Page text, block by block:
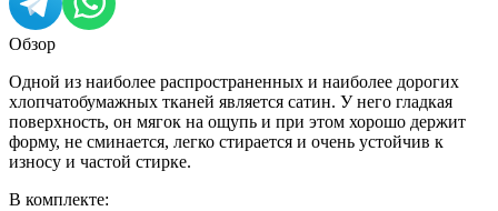
Обзор
Одной из наиболее распространенных и наиболее дорогих
хлопчатобумажных тканей является сатин. У него гладкая
поверхность, он мягок на ощупь и при этом хорошо держит
форму, не сминается, легко стирается и очень устойчив к
износу и частой стирке.
В комплекте: